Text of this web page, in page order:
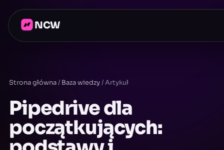
NCW
Strona główna/ Baza wiedzy/Artykuł
Pipedrive dla
początkujących: